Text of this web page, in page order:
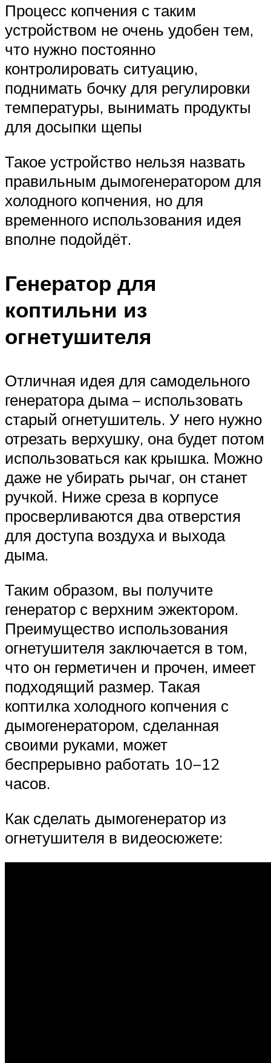
Процесс копчения с таким
устройством не очень удобен тем,
что нужно постоянно
контролировать ситуацию,
поднимать бочку для регулировки
температуры, вынимать продукты
для досыпки щепы
Такое устройство нельзя назвать
правильным дымогенератором для
холодного копчения, но для
временного использования идея
вполне подойдёт.
Генератор для
коптильни из
огнетушителя
Отличная идея для самодельного
генератора дыма – использовать
старый огнетушитель. У него нужно
отрезать верхушку, она будет потом
использоваться как крышка. Можно
даже не убирать рычаг, он станет
ручкой. Ниже среза в корпусе
просверливаются два отверстия
для доступа воздуха и выхода
дыма.
Таким образом, вы получите
генератор с верхним эжектором.
Преимущество использования
огнетушителя заключается в том,
что он герметичен и прочен, имеет
подходящий размер. Такая
коптилка холодного копчения с
дымогенератором, сделанная
своими руками, может
беспрерывно работать 10−12
часов.
Как сделать дымогенератор из
огнетушителя в видеосюжете: